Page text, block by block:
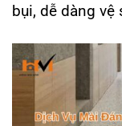
bụi, dễ dàng vệ